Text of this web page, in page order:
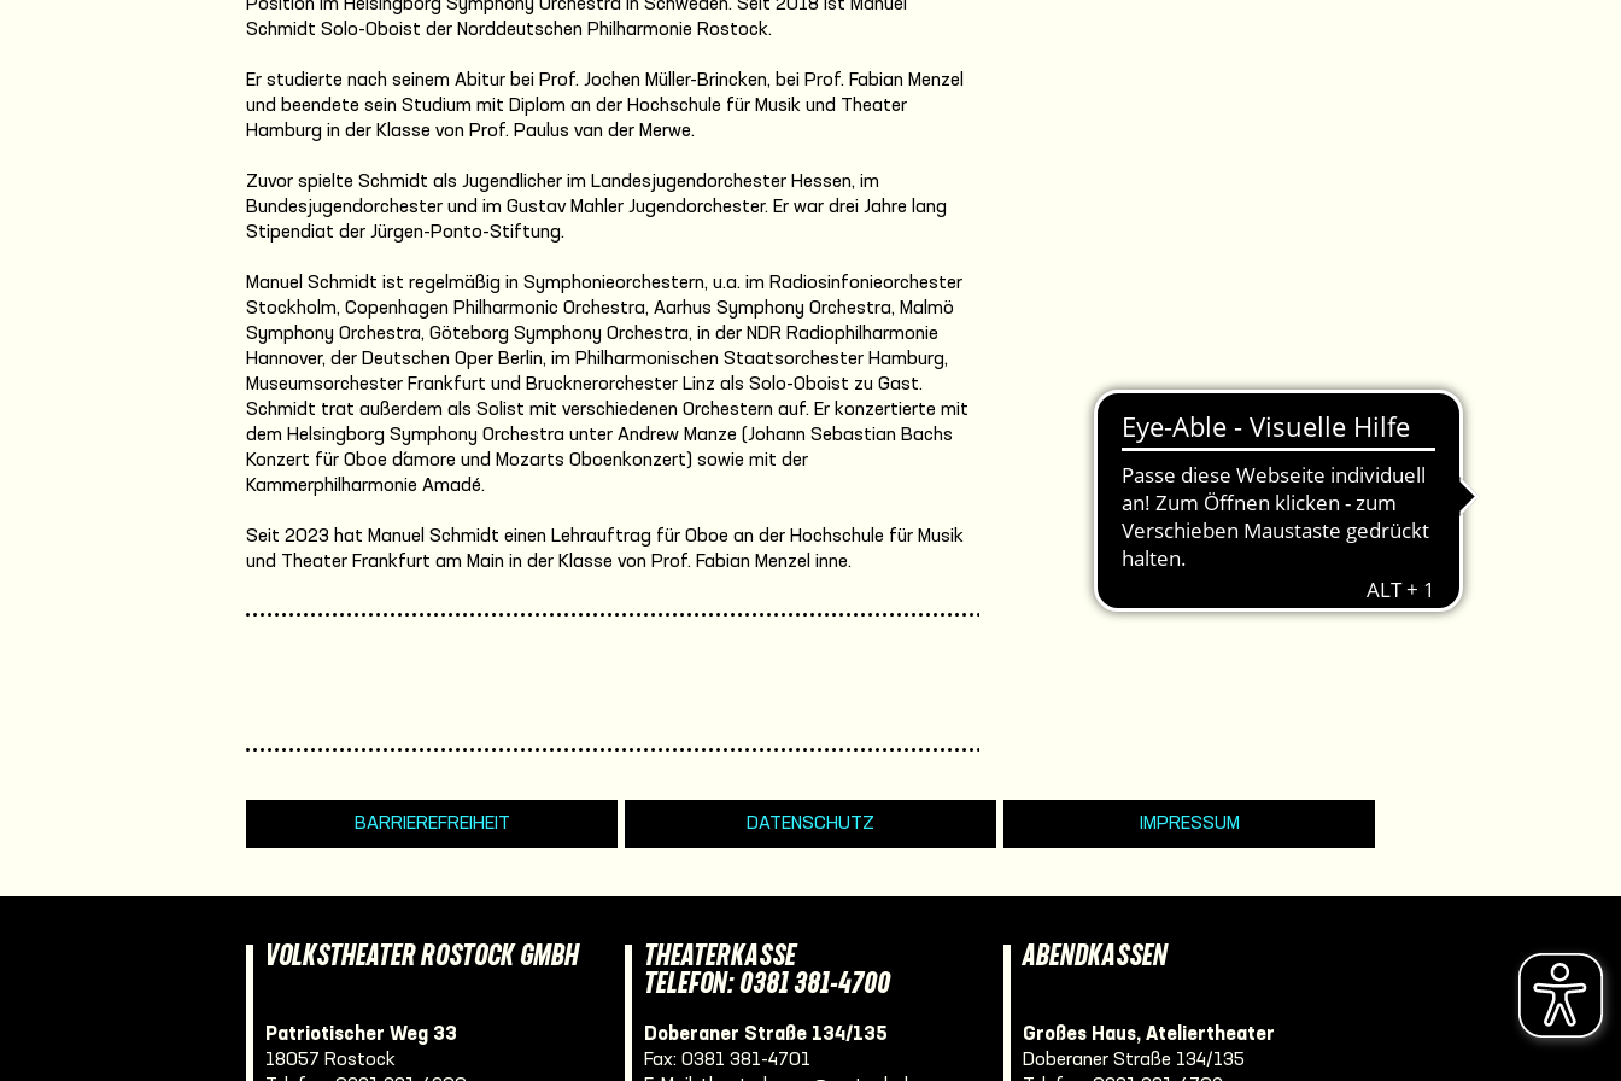
Position im Helsingborg Symphony Orchestra in Schweden. Seit 2018 ist Manuel
Schmidt Solo-Oboist der Norddeutschen Philharmonie Rostock.
Er studierte nach seinem Abitur bei Prof. Jochen Müller-Brincken, bei Prof. Fabian Menzel
und beendete sein Studium mit Diplom an der Hochschule für Musik und Theater
Hamburg in der Klasse von Prof. Paulus van der Merwe.
Zuvor spielte Schmidt als Jugendlicher im Landesjugendorchester Hessen, im
Bundesjugendorchester und im Gustav Mahler Jugendorchester. Er war drei Jahre lang
Stipendiat der Jürgen-Ponto-Stiftung.
Manuel Schmidt ist regelmäßig in Symphonieorchestern, u.a. im Radiosinfonieorchester
Stockholm, Copenhagen Philharmonic Orchestra, Aarhus Symphony Orchestra, Malmö
Symphony Orchestra, Göteborg Symphony Orchestra, in der NDR Radiophilharmonie
Hannover, der Deutschen Oper Berlin, im Philharmonischen Staatsorchester Hamburg,
Museumsorchester Frankfurt und Brucknerorchester Linz als Solo-Oboist zu Gast.
Schmidt trat außerdem als Solist mit verschiedenen Orchestern auf. Er konzertierte mit
dem Helsingborg Symphony Orchestra unter Andrew Manze (Johann Sebastian Bachs
Konzert für Oboe d´amore und Mozarts Oboenkonzert) sowie mit der
Kammerphilharmonie Amadé.
Seit 2023 hat Manuel Schmidt einen Lehrauftrag für Oboe an der Hochschule für Musik
und Theater Frankfurt am Main in der Klasse von Prof. Fabian Menzel inne.
BARRIEREFREIHEIT DATENSCHUTZ IMPRESSUM
VOLKSTHEATER ROSTOCK GMBH
Patriotischer Weg 33
18057 Rostock
THEATERKASSE
TELEFON: 0381 381-4700
Doberaner Straße 134/135
Fax: 0381 381-4701
ABENDKASSEN
Großes Haus, Ateliertheater
Doberaner Straße 134/135